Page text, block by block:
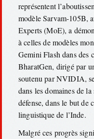
représentent
modèle Sarvam-105B,
Experts (MoE), a
à celles de modèles
Gemini Flash dans des
BharatGen, dirigé par
soutenu par NVIDIA,
dans les domaines de
défense, dans le but de
linguistique de l’Inde.
Malgré ces progrès